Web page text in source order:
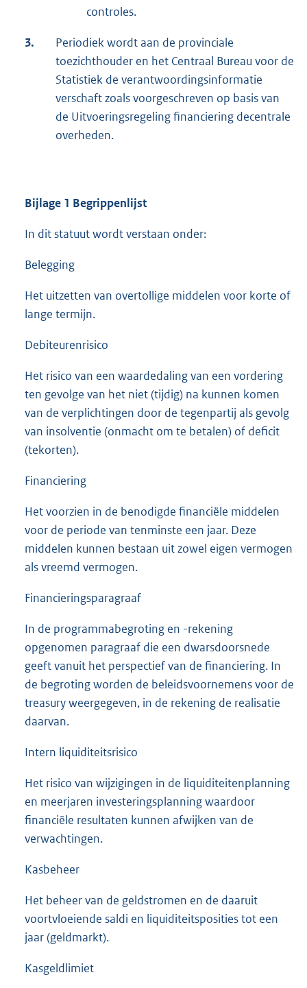
controles.
3.
Periodiek wordt aan de provinciale
toezichthouder en het Centraal Bureau voor de
Statistiek de verantwoordingsinformatie
verschaft zoals voorgeschreven op basis van
de Uitvoeringsregeling financiering decentrale
overheden.
Bijlage 1 Begrippenlijst
In dit statuut wordt verstaan onder:
Belegging
Het uitzetten van overtollige middelen voor korte of
lange termijn.
Debiteurenrisico
Het risico van een waardedaling van een vordering
ten gevolge van het niet (tijdig) na kunnen komen
van de verplichtingen door de tegenpartij als gevolg
van insolventie (onmacht om te betalen) of deficit
(tekorten).
Financiering
Het voorzien in de benodigde financiële middelen
voor de periode van tenminste een jaar. Deze
middelen kunnen bestaan uit zowel eigen vermogen
als vreemd vermogen.
Financieringsparagraaf
In de programmabegroting en -rekening
opgenomen paragraaf die een dwarsdoorsnede
geeft vanuit het perspectief van de financiering. In
de begroting worden de beleidsvoornemens voor de
treasury weergegeven, in de rekening de realisatie
daarvan.
Intern liquiditeitsrisico
Het risico van wijzigingen in de liquiditeitenplanning
en meerjaren investeringsplanning waardoor
financiële resultaten kunnen afwijken van de
verwachtingen.
Kasbeheer
Het beheer van de geldstromen en de daaruit
voortvloeiende saldi en liquiditeitsposities tot een
jaar (geldmarkt).
Kasgeldlimiet